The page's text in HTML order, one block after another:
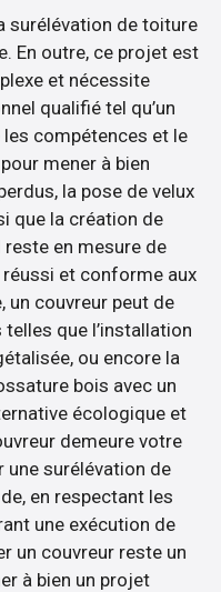
surélévation de toiture
En outre, ce projet est
et nécessite
qualifié tel qu’un
les compétences et le
mener à bien
la pose de velux
que la création de
en mesure de
et conforme aux
un couvreur peut de
que l’installation
ou encore la
bois avec un
écologique et
demeure votre
surélévation de
en respectant les
une exécution de
un couvreur reste un
à bien un projet